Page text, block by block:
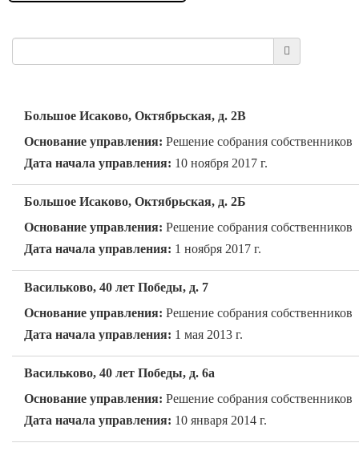
Большое Исаково, Октябрьская, д. 2В
Основание управления: Решение собрания собственников
Дата начала управления: 10 ноября 2017 г.
Большое Исаково, Октябрьская, д. 2Б
Основание управления: Решение собрания собственников
Дата начала управления: 1 ноября 2017 г.
Васильково, 40 лет Победы, д. 7
Основание управления: Решение собрания собственников
Дата начала управления: 1 мая 2013 г.
Васильково, 40 лет Победы, д. 6а
Основание управления: Решение собрания собственников
Дата начала управления: 10 января 2014 г.